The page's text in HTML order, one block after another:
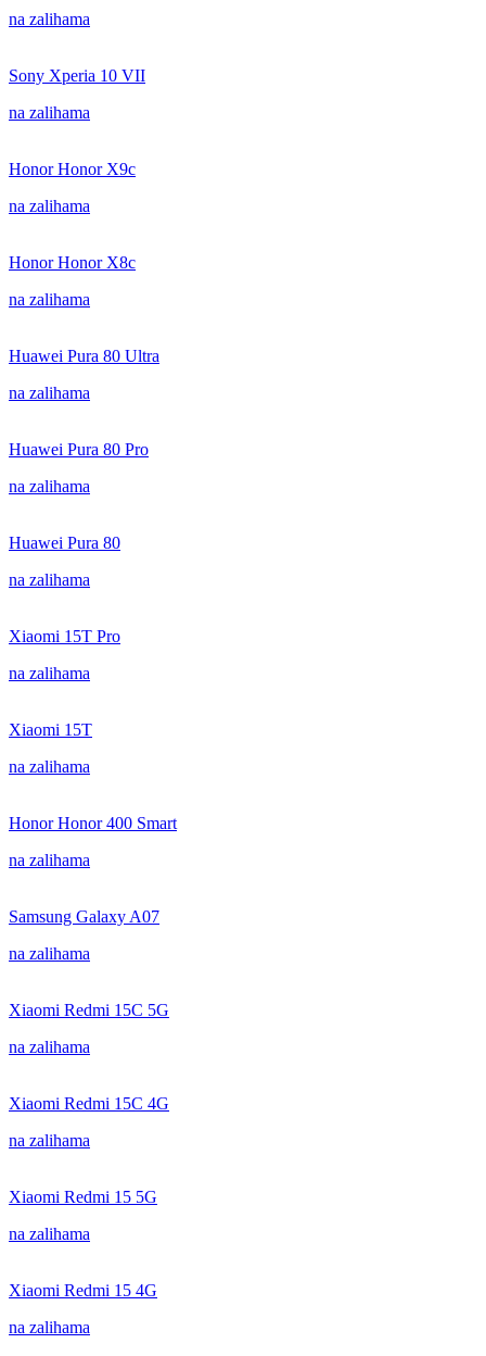
na zalihama
Sony Xperia 10 VII
na zalihama
Honor Honor X9c
na zalihama
Honor Honor X8c
na zalihama
Huawei Pura 80 Ultra
na zalihama
Huawei Pura 80 Pro
na zalihama
Huawei Pura 80
na zalihama
Xiaomi 15T Pro
na zalihama
Xiaomi 15T
na zalihama
Honor Honor 400 Smart
na zalihama
Samsung Galaxy A07
na zalihama
Xiaomi Redmi 15C 5G
na zalihama
Xiaomi Redmi 15C 4G
na zalihama
Xiaomi Redmi 15 5G
na zalihama
Xiaomi Redmi 15 4G
na zalihama